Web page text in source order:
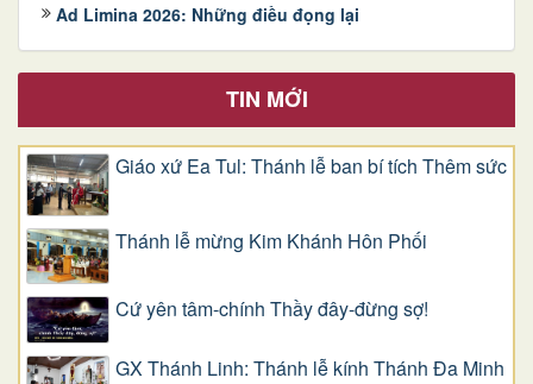
Ad Limina 2026: Những điều đọng lại
TIN MỚI
Giáo xứ Ea Tul: Thánh lễ ban bí tích Thêm sức
Thánh lễ mừng Kim Khánh Hôn Phối
Cứ yên tâm-chính Thầy đây-đừng sợ!
GX Thánh Linh: Thánh lễ kính Thánh Đa Minh